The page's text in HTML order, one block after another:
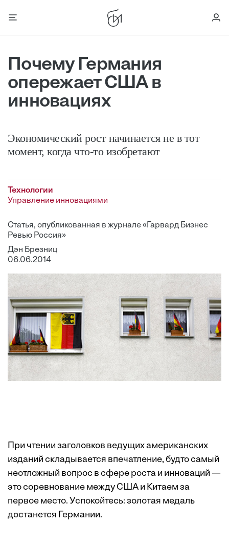
Почему Германия
опережает США в
инновациях
Экономический рост начинается не в тот
момент, когда что-то изобретают
Технологии
Управление инновациями
Статья, опубликованная в журнале «Гарвард Бизнес
Ревью Россия»
Дэн Брезниц
06.06.2014
При чтении заголовков ведущих американских
изданий складывается впечатление, будто самый
неотложный вопрос в сфере роста и инноваций —
это соревнование между США и Китаем за
первое место. Успокойтесь: золотая медаль
достанется Германии.